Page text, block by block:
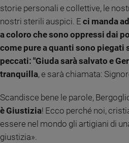
Privacy
Policy
Chi
siamo
Contatti
storie personali e collettive, le
nostri sterili auspici. E ci manda
a coloro che sono oppressi dai
come pure a quanti sono piegati
peccati: "Giuda sarà salvato e
tranquilla, e sarà chiamata:
Scandisce bene le parole,
è Giustizia! Ecco perché noi,
essere nel mondo gli artigiani di
giustizia».